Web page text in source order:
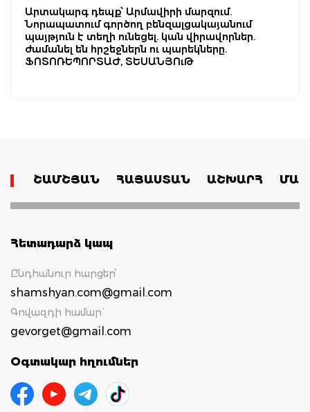
Արտակարգ դեպք՝ Արմավիրի մարզում.
Նորապատում գործող բենզալցակայանում
պայթյուն է տեղի ունեցել. կան վիրավորներ.
ժամանել են հրշեջներն ու պարեկները.
ՖՈՏՈՌԵՊՈՐՏԱԺ, ՏԵՍԱՆՅՈւԹ
ՇԱՄՇՅԱՆ ՀԱՅԱՍՏԱՆ ԱՇԽԱՐՀ
Հետադարձ կապ
Ընդհանուր հարցեր՝
shamshyan.com@gmail.com
Գովազդի համար`
gevorget@gmail.com
Օգտակար հղումներ